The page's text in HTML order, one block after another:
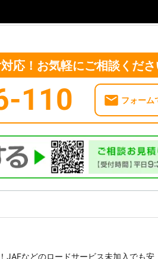
応！お気軽にご相談くださ
110 フォーム
JAFなどのロードサービス未加入でも安